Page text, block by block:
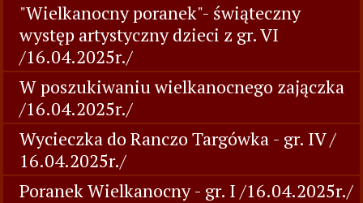
"Wielkanocny poranek"- świąteczny
występ artystyczny dzieci z gr. VI
/16.04.2025r./
W poszukiwaniu wielkanocnego zajączka
/16.04.2025r./
Wycieczka do Ranczo Targówka - gr. IV /
16.04.2025r./
Poranek Wielkanocny - gr. I /16.04.2025r./